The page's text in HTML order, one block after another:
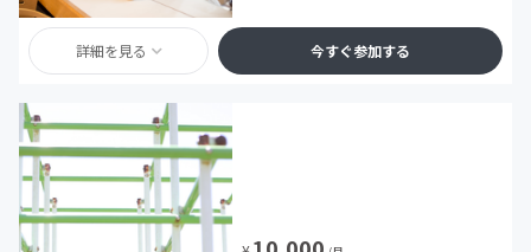
詳細を見る 今すぐ参加する